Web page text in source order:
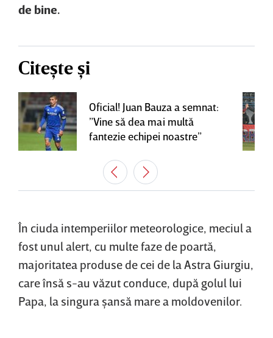
de bine.
Citește și
Oficial! Juan Bauza a semnat:
”Vine să dea mai multă
fantezie echipei noastre”
În ciuda intemperiilor meteorologice, meciul a
fost unul alert, cu multe faze de poartă,
majoritatea produse de cei de la Astra Giurgiu,
care însă s-au văzut conduce, după golul lui
Papa, la singura şansă mare a moldovenilor.